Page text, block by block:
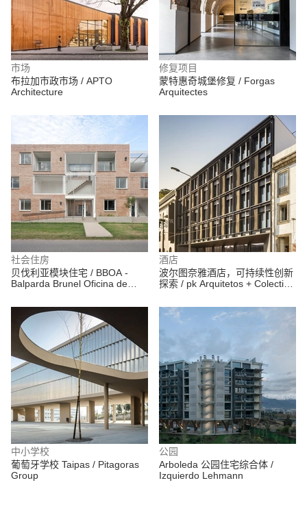
市场
布拉加市政市场 / APTO
Architecture
修复项目
蒙特惠奇城堡修复 / Forgas
Arquitectes
社会住房
贝伐利亚模块住宅 / BBOA -
Balparda Brunel Oficina de
酒店
波尔图奈雅酒店，可持续性创新
探索 / pk Arquitetos + Colectivo
中小学校
葡萄牙学校 Taipas / Pitagoras
Group
公园
Arboleda 公园住宅综合体 /
Izquierdo Lehmann